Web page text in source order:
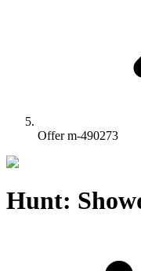
Offer m-490273
Hunt: